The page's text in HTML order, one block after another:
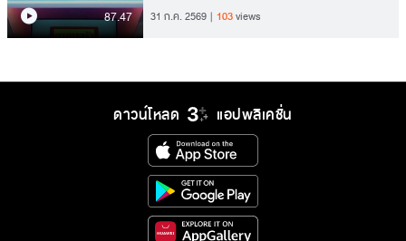
87.47 31 ก.ค. 2569 103views
ดาวน์โหลด แอปพลิเคชั่น